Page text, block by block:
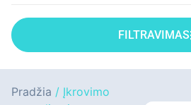
FILTRAVIMAS
Pradžia / Įkrovimo